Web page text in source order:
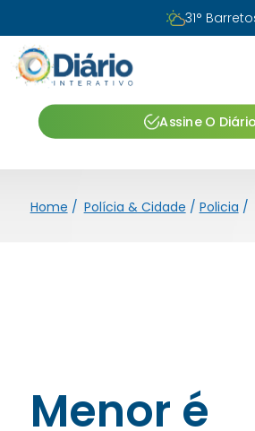
31°
Assine O Diário
Home / Polícia & Cidade / Policia /
Menor é